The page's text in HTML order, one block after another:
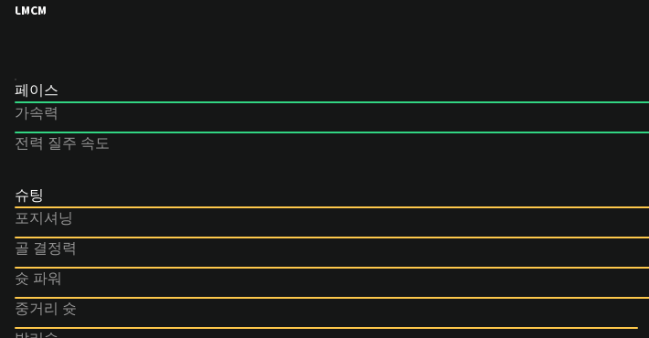
LMCM
페이스
가속력
전력 질주 속도
슈팅
포지셔닝
골 결정력
슛 파워
중거리 슛